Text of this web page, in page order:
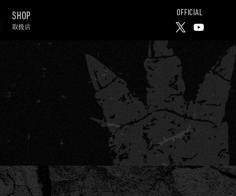
SHOP
取扱店
OFFICIAL
T
u
b
h
a